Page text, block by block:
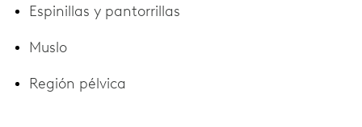
Espinillas y pantorrillas
Muslo
Región pélvica